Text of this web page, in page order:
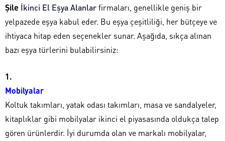
Şile İkinci El Eşya Alanlarfirmaları, genellikle geniş bir
yelpazede eşya kabul eder. Bu eşya çeşitliliği, her bütçeye ve
ihtiyaca hitap eden seçenekler sunar. Aşağıda, sıkça alınan
bazı eşya türlerini bulabilirsiniz:
Mobilyalar
Koltuk takımları, yatak odası takımları, masa ve sandalyeler,
kitaplıklar gibi mobilyalar ikinci el piyasasında oldukça talep
gören ürünlerdir. İyi durumda olan ve markalı mobilyalar,